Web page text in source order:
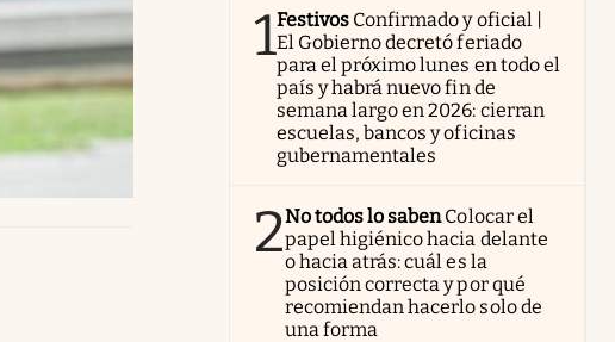
1Festivos Confirmado y oficial |
El Gobierno decretó feriado
para el próximo lunes en todo el
país y habrá nuevo fin de
semana largo en 2026: cierran
escuelas, bancos y oficinas
gubernamentales
2No todos lo sabenColocar el
papel higiénico hacia delante
o hacia atrás: cuál es la
posición correcta y por qué
recomiendan hacerlo solo de
una forma